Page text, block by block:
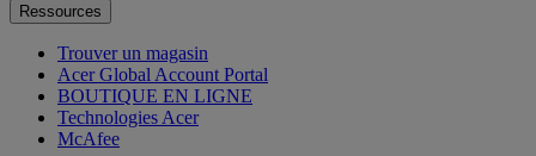
Ressources
Trouver un magasin
Acer Global Account Portal
BOUTIQUE EN LIGNE
Technologies Acer
McAfee